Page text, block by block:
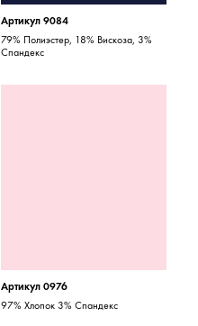
Артикул 9084
79% Полиэстер, 18% Вискоза, 3%
Спандекс
Артикул 0976
97% Хлопок 3% Спандекс